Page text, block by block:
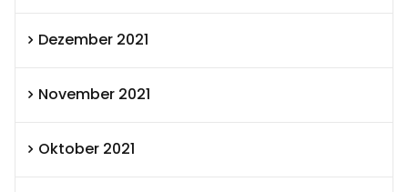
Dezember 2021
November 2021
Oktober 2021